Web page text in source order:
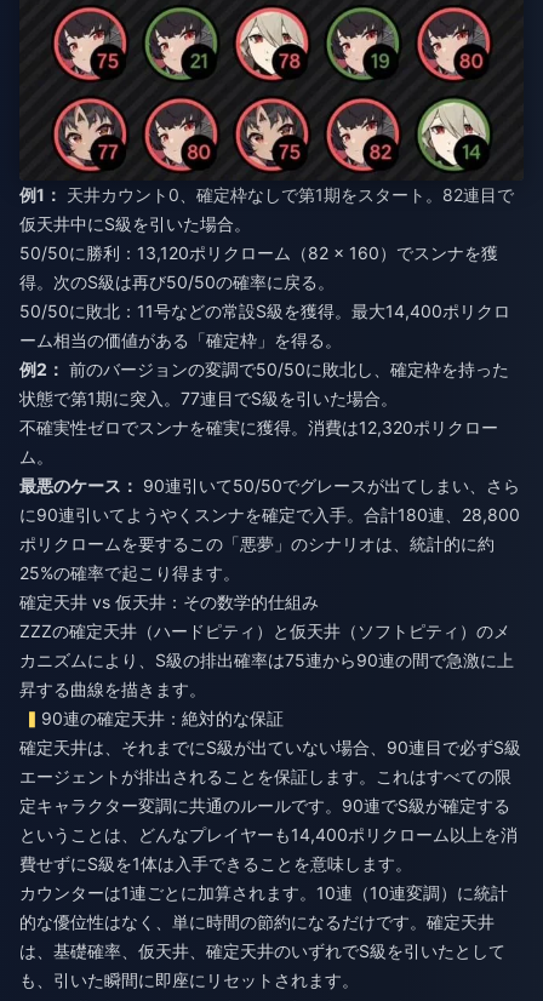
例1： 天井カウント0、確定枠なしで第1期をスタート。82連目で
仮天井中にS級を引いた場合。
50/50に勝利：13,120ポリクローム（82 × 160）でスンナを獲
得。次のS級は再び50/50の確率に戻る。
50/50に敗北：11号などの常設S級を獲得。最大14,400ポリクロ
ーム相当の価値がある「確定枠」を得る。
例2： 前のバージョンの変調で50/50に敗北し、確定枠を持った
状態で第1期に突入。77連目でS級を引いた場合。
不確実性ゼロでスンナを確実に獲得。消費は12,320ポリクロー
ム。
最悪のケース： 90連引いて50/50でグレースが出てしまい、さら
に90連引いてようやくスンナを確定で入手。合計180連、28,800
ポリクロームを要するこの「悪夢」のシナリオは、統計的に約
25%の確率で起こり得ます。
確定天井 vs 仮天井：その数学的仕組み
ZZZの確定天井（ハードピティ）と仮天井（ソフトピティ）のメ
カニズムにより、S級の排出確率は75連から90連の間で急激に上
昇する曲線を描きます。
90連の確定天井：絶対的な保証
確定天井は、それまでにS級が出ていない場合、90連目で必ずS級
エージェントが排出されることを保証します。これはすべての限
定キャラクター変調に共通のルールです。90連でS級が確定する
ということは、どんなプレイヤーも14,400ポリクローム以上を消
費せずにS級を1体は入手できることを意味します。
カウンターは1連ごとに加算されます。10連（10連変調）に統計
的な優位性はなく、単に時間の節約になるだけです。確定天井
は、基礎確率、仮天井、確定天井のいずれでS級を引いたとして
も、引いた瞬間に即座にリセットされます。